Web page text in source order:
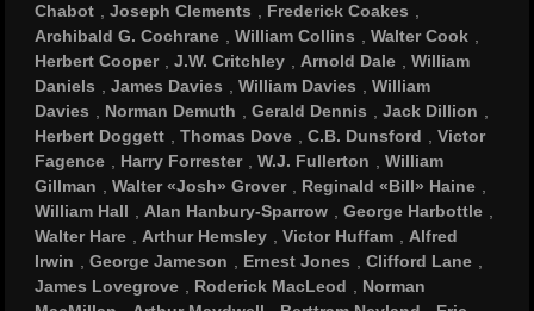
Chabot
,Joseph Clements Frederick Coakes
Archibald G. Cochrane
,William Collins ,Walter Cook
Herbert Cooper
,J.W. Critchley Arnold Dale ,William
Daniels
,James Davies ,William Davies ,William
Davies
Norman Demuth ,Gerald Dennis ,Jack Dillion
Herbert Doggett
,Thomas Dove ,C.B. Dunsford ,Victor
Fagence
Harry Forrester ,W.J. Fullerton ,William
Gillman
,Walter «Josh» Grover Reginald «Bill» Haine
William Hall
Alan Hanbury-Sparrow ,George Harbottle
Walter Hare
Arthur Hemsley ,Victor Huffam
Alfred
Irwin
,George Jameson Ernest Jones ,Clifford Lane
James Lovegrove
Roderick MacLeod
Norman